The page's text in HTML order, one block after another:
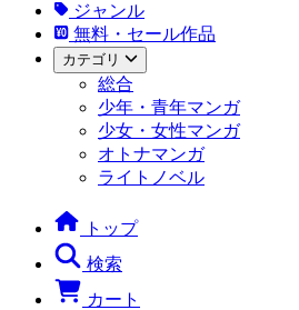
ジャンル
無料・セール作品
カテゴリ
総合
少年・青年マンガ
少女・女性マンガ
オトナマンガ
ライトノベル
トップ
検索
カート